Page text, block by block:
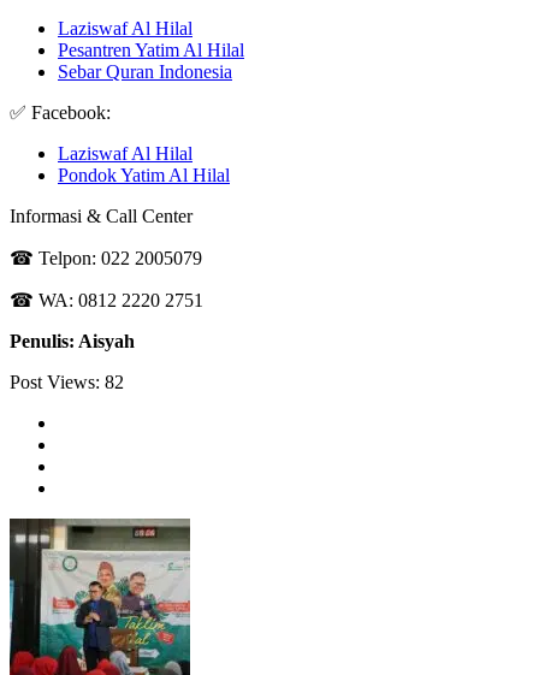
Laziswaf Al Hilal
Pesantren Yatim Al Hilal
Sebar Quran Indonesia
✅ Facebook:
Laziswaf Al Hilal
Pondok Yatim Al Hilal
Informasi & Call Center
☎ Telpon: 022 2005079
☎ WA: 0812 2220 2751
Penulis: Aisyah
Post Views: 82